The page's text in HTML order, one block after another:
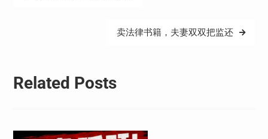
卖法律书籍，夫妻双双把监还
Related Posts